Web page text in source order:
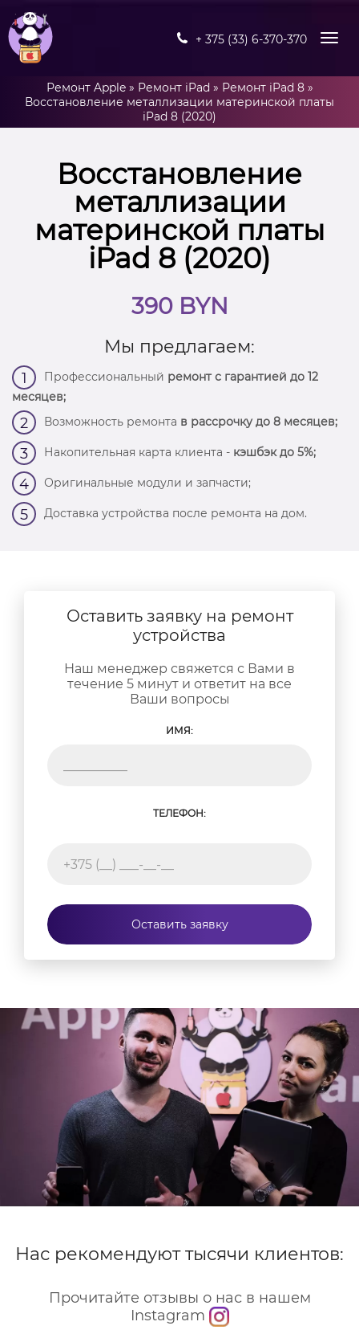
+ 375 (33) 6-370-370
Ремонт Apple» Ремонт iPad» Ремонт iPad 8»
Восстановление металлизации материнской платы
iPad 8 (2020)
Восстановление
металлизации
материнской платы
iPad 8 (2020)
390 BYN
Мы предлагаем:
1 Профессиональный ремонт с гарантией до 12
месяцев;
2 Возможность ремонта в рассрочку до 8 месяцев;
3 Накопительная карта клиента - кэшбэк до 5%;
4 Оригинальные модули и запчасти;
5 Доставка устройства после ремонта на дом.
Оставить заявку на ремонт
устройства
Наш менеджер свяжется с Вами в
течение 5 минут и ответит на все
Ваши вопросы
ИМЯ:
ТЕЛЕФОН:
Оставить заявку
Нас рекомендуют тысячи клиентов:
Прочитайте отзывы о нас в нашем
Instagram